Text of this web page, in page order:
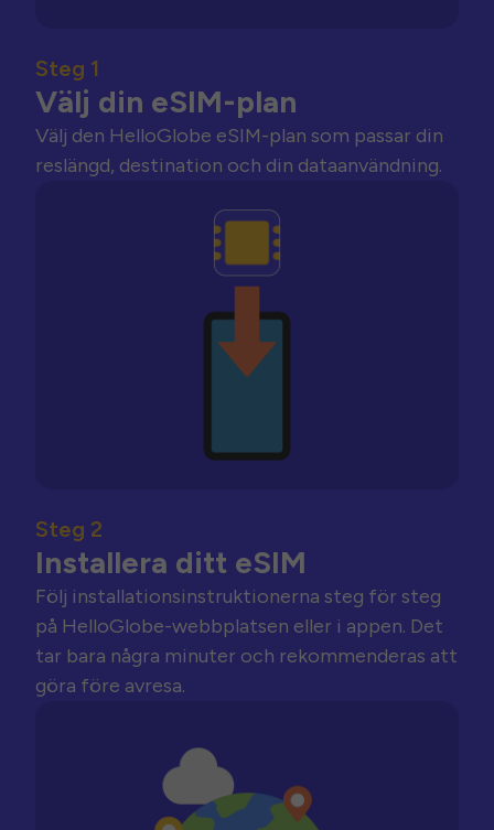
Steg 1
Välj din eSIM-plan
Välj den HelloGlobe eSIM-plan som passar din
reslängd, destination och din dataanvändning.
Steg 2
Installera ditt eSIM
Följ installationsinstruktionerna steg för steg
på HelloGlobe-webbplatsen eller i appen. Det
tar bara några minuter och rekommenderas att
göra före avresa.